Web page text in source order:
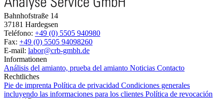
Bahnhofstraße 14
37181 Hardegsen
Teléfono: +49 (0) 5505 940980
Fax: +49 (0) 5505 94098260
E-mail: labor@crb-gmbh.de
Informationen
Análisis del amianto, prueba del amianto Noticias Contacto
Rechtliches
Pie de imprenta Política de privacidad Condiciones generales
incluyendo las informaciones para los clientes Política de revocación